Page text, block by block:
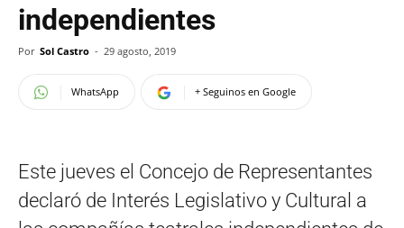
independientes
Por Sol Castro - 29 agosto, 2019
WhatsApp + Seguinos en Google
Este jueves el Concejo de Representantes
declaró de Interés Legislativo y Cultural a